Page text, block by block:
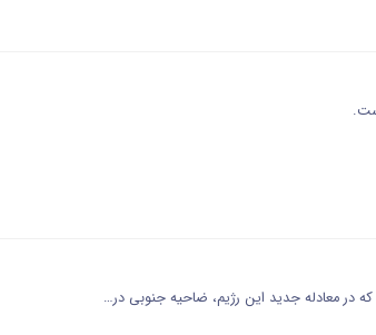
در معادله جدید این رژیم، ضاحیه جنوبی در…